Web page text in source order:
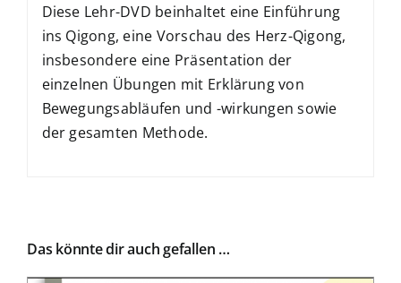
Diese Lehr-DVD beinhaltet eine Einführung
ins Qigong, eine Vorschau des Herz-Qigong,
insbesondere eine Präsentation der
einzelnen Übungen mit Erklärung von
Bewegungsabläufen und -wirkungen sowie
der gesamten Methode.
Das könnte dir auch gefallen …